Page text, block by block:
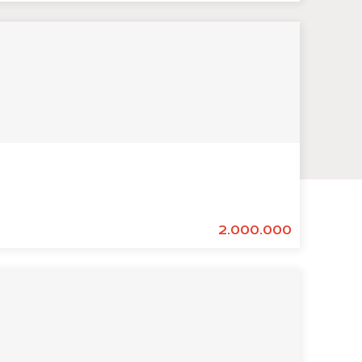
2.000.000